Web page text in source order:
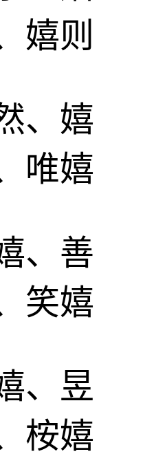
嬉则
、嬉
唯嬉
、善
笑嬉
、昱
桉嬉